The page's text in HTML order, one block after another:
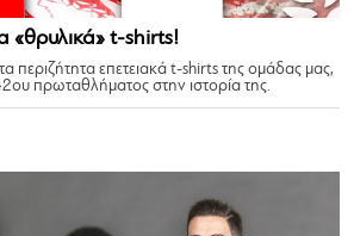
«θρυλικά» t-shirts!
περιζήτητα επετειακά t-shirts της ομάδας μας,
πρωταθλήματος στην ιστορία της.